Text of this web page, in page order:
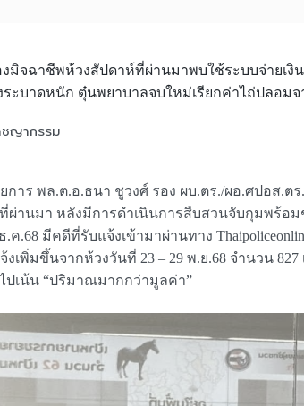
จฉาชีพห้วงสัปดาห์ที่ผ่านมาพบใช้ระบบจ่ายเงิ
ะบาดหนัก ตุ๋นพยาบาลจบใหม่เรียกค่าไถ่ปลอม
ญากรรม
าร พล.ต.อ.ธนา ชูวงศ์ รอง ผบ.ตร./ผอ.ศปอส.ต
านมา หลังมีการดำเนินการสืบสวนจับกุมพร้อ
.68 มีคดีที่รับแจ้งเข้ามาผ่านทาง
งเพิ่มขึ้นจากห้วงวันที่ 23 – 29 พ.ย.68 จำนวน
ปเน้น “ปริมาณมากกว่ามูลค่า”